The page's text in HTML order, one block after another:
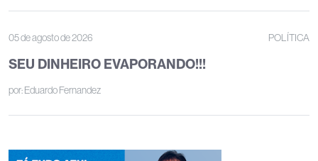
05 de agosto de 2026 POLÍTICA
SEU DINHEIRO EVAPORANDO!!!
por:Eduardo Fernandez